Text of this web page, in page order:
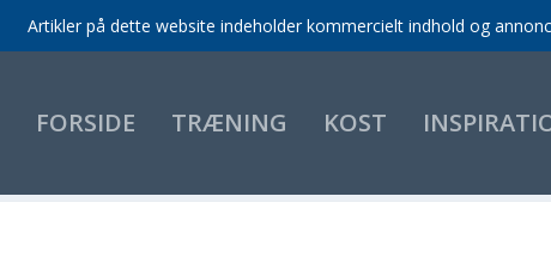
Artikler på dette website indeholder kommercielt indhold og
FORSIDE TRÆNING KOST